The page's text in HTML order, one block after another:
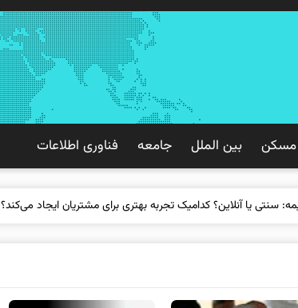
مسکن بین الملل جامعه فناوری اطلاعات
سنتی یا آنلاین؟ کدامیک تجربه بهتری برای مشتریان ایجاد می‌کند؟